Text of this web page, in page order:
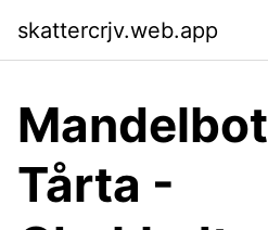
skattercrjv.web.app
Tårta -